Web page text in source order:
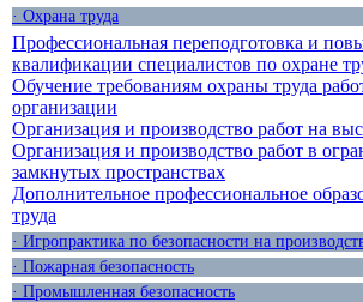
· Охрана труда
Профессиональная переподготовка и
квалификации специалистов по охране
Обучение требованиям охраны труда
организации
Организация и производство работ на
Организация и производство работ в
замкнутых пространствах
Дополнительное профессиональное
труда
· Игропрактика по безопасности на
· Пожарная безопасность
· Промышленная безопасность